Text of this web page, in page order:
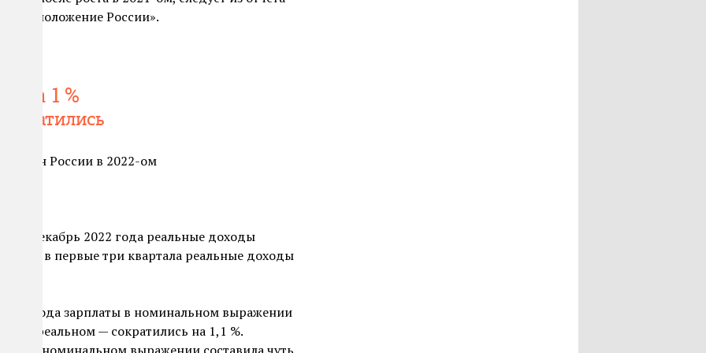
положение России».
на 1 %
сократились
России в 2022-ом
по декабрь 2022 года реальные доходы
этом в первые три квартала реальные доходы
года зарплаты в номинальном выражении
а в реальном — сократились на 1,1 %.